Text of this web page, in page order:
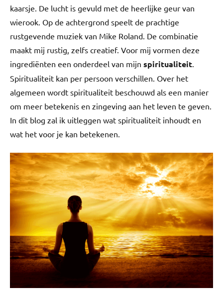
kaarsje. De lucht is gevuld met de heerlijke geur van
wierook. Op de achtergrond speelt de prachtige
rustgevende muziek van Mike Roland. De combinatie
maakt mij rustig, zelfs creatief. Voor mij vormen deze
ingrediënten een onderdeel van mijn spiritualiteit.
Spiritualiteit kan per persoon verschillen. Over het
algemeen wordt spiritualiteit beschouwd als een manier
om meer betekenis en zingeving aan het leven te geven.
In dit blog zal ik uitleggen wat spiritualiteit inhoudt en
wat het voor je kan betekenen.